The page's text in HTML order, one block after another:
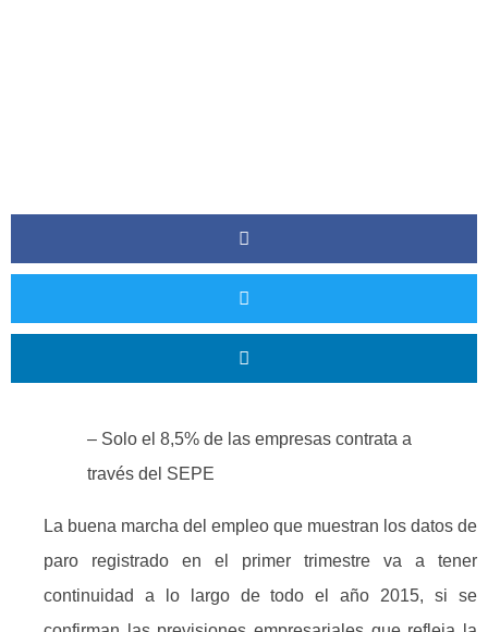
– Solo el 8,5% de las empresas contrata a
través del SEPE
La buena marcha del empleo que muestran los datos de
paro registrado en el primer trimestre va a tener
continuidad a lo largo de todo el año 2015, si se